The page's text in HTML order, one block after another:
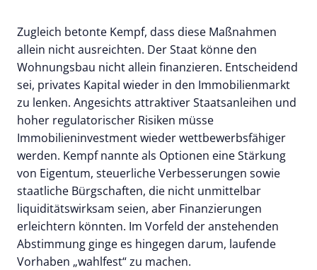
Zugleich betonte Kempf, dass diese Maßnahmen
allein nicht ausreichten. Der Staat könne den
Wohnungsbau nicht allein finanzieren. Entscheidend
sei, privates Kapital wieder in den Immobilienmarkt
zu lenken. Angesichts attraktiver Staatsanleihen und
hoher regulatorischer Risiken müsse
Immobilieninvestment wieder wettbewerbsfähiger
werden. Kempf nannte als Optionen eine Stärkung
von Eigentum, steuerliche Verbesserungen sowie
staatliche Bürgschaften, die nicht unmittelbar
liquiditätswirksam seien, aber Finanzierungen
erleichtern könnten. Im Vorfeld der anstehenden
Abstimmung ginge es hingegen darum, laufende
Vorhaben „wahlfest“ zu machen.